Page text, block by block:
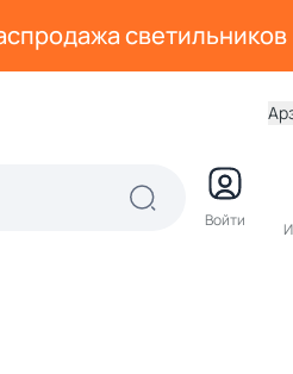
светильников
Войти